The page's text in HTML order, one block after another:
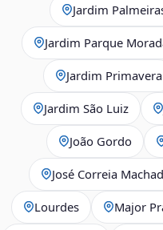
Jardim
Jardim Parque
Jardim Primavera
Jardim São Luiz
João Gordo
José Correia
Lourdes Major